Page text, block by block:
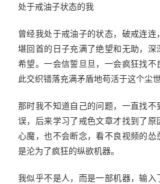
处于戒油子状态的我
曾经我处于戒油子的状态，破戒连
堪回首的日子充满了绝望和无助，
希望。一会信誓旦旦，一会疯狂找不
此交织错落充满矛盾地苟活于这个尘世
那时我不知道自己的问题，一直找
误，后来学习了戒色文章才找到了
心魔，也不会断念，看不良视频的
是沦为了疯狂的纵欲机器。
我似乎不是人，而是一部机器，输入